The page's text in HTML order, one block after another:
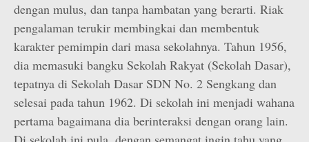
dengan mulus, dan tanpa hambatan yang berarti. Riak
pengalaman terukir membingkai dan membentuk
karakter pemimpin dari masa sekolahnya. Tahun 1956,
dia memasuki bangku Sekolah Rakyat (Sekolah Dasar),
tepatnya di Sekolah Dasar SDN No. 2 Sengkang dan
selesai pada tahun 1962. Di sekolah ini menjadi wahana
pertama bagaimana dia berinteraksi dengan orang lain.